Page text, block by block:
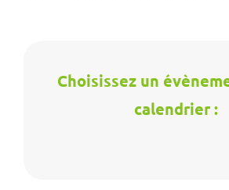
Choisissez un
calendrier :